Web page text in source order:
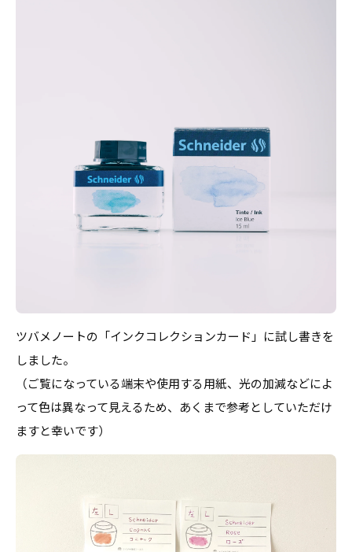
ツバメノートの「インクコレクションカード」に試し書きを
しました。
（ご覧になっている端末や使用する用紙、光の加減などによ
って色は異なって見えるため、あくまで参考としていただけ
ますと幸いです）